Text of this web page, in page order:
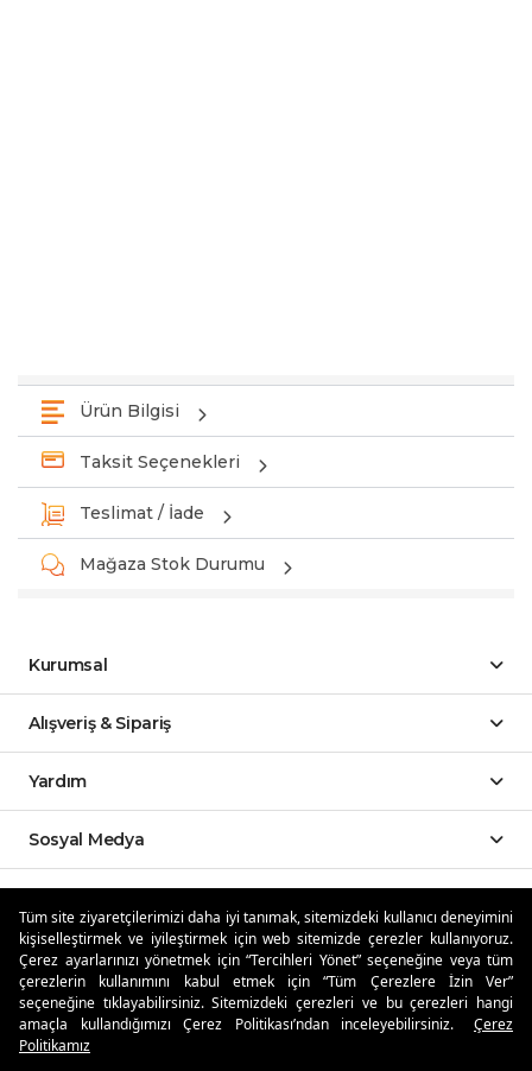
Tüm site ziyaretçilerimizi daha iyi tanımak, sitemizdeki kullanıcı deneyimini
kişiselleştirmek ve iyileştirmek için web sitemizde çerezler kullanıyoruz.
Çerez ayarlarınızı yönetmek için “Tercihleri Yönet” seçeneğine veya tüm
çerezlerin kullanımını kabul etmek için “Tüm Çerezlere İzin Ver”
seçeneğine tıklayabilirsiniz. Sitemizdeki çerezleri ve bu çerezleri hangi
amaçla kullandığımızı Çerez Politikası’ndan inceleyebilirsiniz.
Çerez
Politikamız
Ürün Bilgisi
Taksit Seçenekleri
Teslimat / İade
Mağaza Stok Durumu
Kurumsal
Alışveriş & Sipariş
Yardım
Sosyal Medya
Özdilekteyim'de Taksit Avantajları
Güvenli Alışveriş